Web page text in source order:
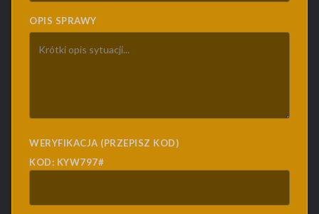
OPIS SPRAWY
WERYFIKACJA (PRZEPISZ KOD)
KOD: KYW797#